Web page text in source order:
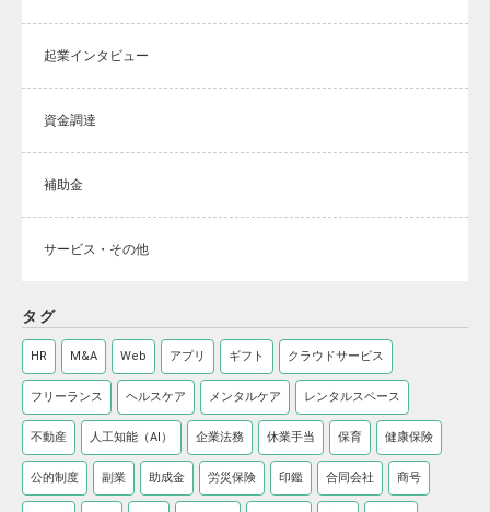
起業インタビュー
資金調達
補助金
サービス・その他
タグ
HR M&A Web アプリ ギフト クラウドサービス
フリーランス ヘルスケア メンタルケア レンタルスペース
不動産 人工知能（AI） 企業法務 休業手当 保育 健康保険
公的制度 副業 助成金 労災保険 印鑑 合同会社 商号